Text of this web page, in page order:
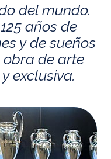
del mundo.
años de
y de sueños
de arte
exclusiva.